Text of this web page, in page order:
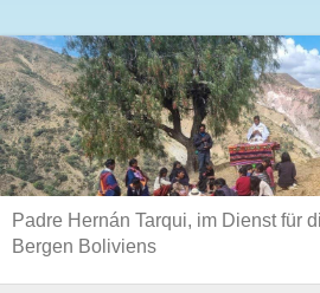
Padre Hernán Tarqui, im Dienst für
Bergen Boliviens